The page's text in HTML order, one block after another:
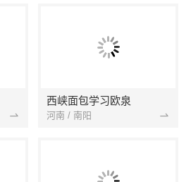
西峡面包学习欧泉
河南 / 南阳